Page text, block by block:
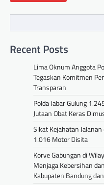
Recent Posts
Lima Oknum Anggota
Tegaskan Komitmen
Transparan
Polda Jabar Gulung
Jutaan Obat Keras
Sikat Kejahatan Jalanan
1.016 Motor Disita
Korve Gabungan di
Menjaga Kebersihan
Kabupaten Bandung